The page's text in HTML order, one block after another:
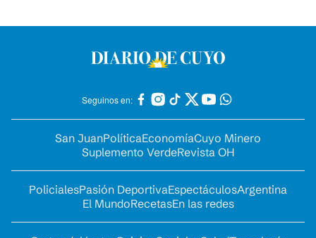
Seguinos en:
San JuanPolíticaEconomíaCuyo Minero
Suplemento VerdeRevista OH
PolicialesPasión DeportivaEspectáculosArgentina
El MundoRecetasEn las redes